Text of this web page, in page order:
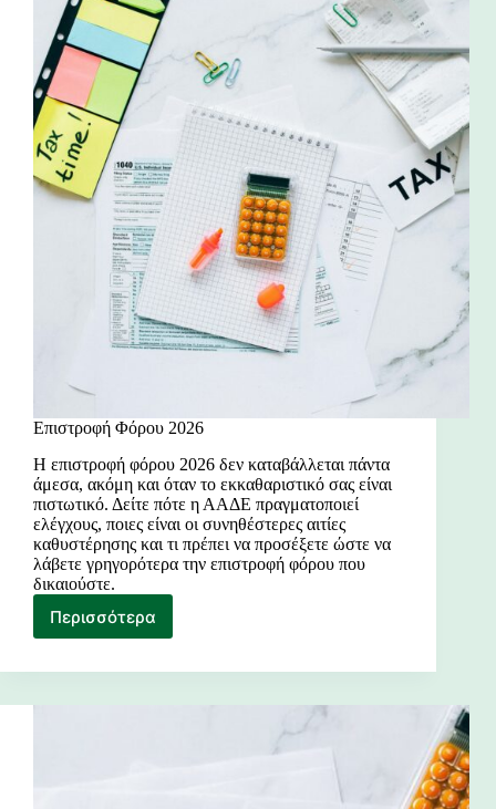
Επιστροφή Φόρου 2026
Η επιστροφή φόρου 2026 δεν καταβάλλεται πάντα
άμεσα, ακόμη και όταν το εκκαθαριστικό σας είναι
πιστωτικό. Δείτε πότε η ΑΑΔΕ πραγματοποιεί
ελέγχους, ποιες είναι οι συνηθέστερες αιτίες
καθυστέρησης και τι πρέπει να προσέξετε ώστε να
λάβετε γρηγορότερα την επιστροφή φόρου που
δικαιούστε.
Περισσότερα
Επιστροφή
2026